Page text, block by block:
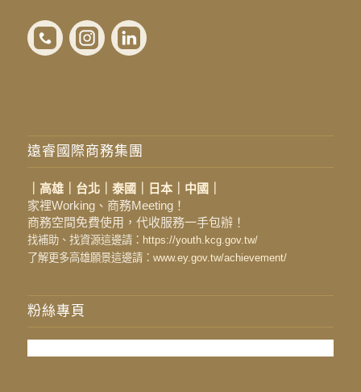
遠睿國際商務集團
｜高雄｜台北｜泰國｜日本｜中國｜
家裡Working、商務Meeting！
商務空間免費使用，代收服務一手包辦！
找補助、找資源這邊請： https://youth.kcg.gov.tw/
了解更多高雄願景這邊請： www.ey.gov.tw/achievement/
粉絲專頁